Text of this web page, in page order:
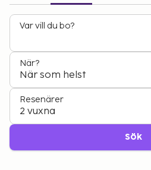
Var vill du bo?
När?
När som helst
Resenärer
2 vuxna
Sök